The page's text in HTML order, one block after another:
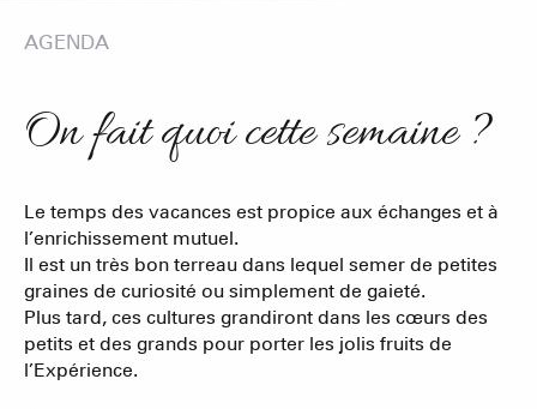
AGENDA
On fait quoi cette semaine ?
Le temps des vacances est propice aux échanges et à
l’enrichissement mutuel.
Il est un très bon terreau dans lequel semer de petites
graines de curiosité ou simplement de gaieté.
Plus tard, ces cultures grandiront dans les cœurs des
petits et des grands pour porter les jolis fruits de
l’Expérience.